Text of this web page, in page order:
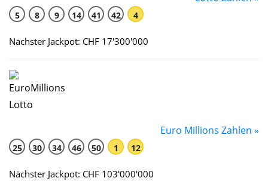
5 8 9 14 41 42 4
Nächster Jackpot: CHF 17'300'000
Euro Millions Zahlen »
25 30 34 46 50 1 12
Nächster Jackpot: CHF 103'000'000